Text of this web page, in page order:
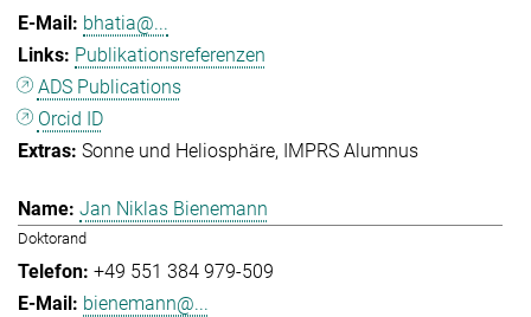
bhatia@...
Publikationsreferenzen
ADS Publications
Orcid ID
Sonne und Heliosphäre IMPRS Alumnus
Jan Niklas Bienemann
Doktorand
+49 551 384 979-509
bienemann@...